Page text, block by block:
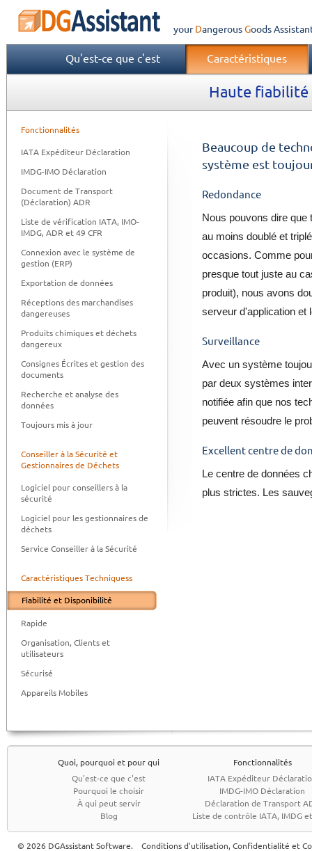
your Dangerous Goods
Qu'est-ce que c'est Caractéristiques
Haute
Fonctionnalités
IATA Expéditeur Déclaration
IMDG-IMO Déclaration
Document de Transport
(Déclaration) ADR
Liste de vérification IATA, IMO-
IMDG, ADR et 49 CFR
Connexion avec le système de
gestion (ERP)
Exportation de données
Réceptions des marchandises
dangereuses
Produits chimiques et déchets
dangereux
Consignes Écrites et gestion des
documents
Recherche et analyse des
données
Toujours mis à jour
Conseiller à la Sécurité et
Gestionnaires de Déchets
Logiciel pour conseillers à la
sécurité
Logiciel pour les gestionnaires de
déchets
Service Conseiller à la Sécurité
Caractéristiques Techniquess
Fiabilité et Disponibilité
Rapide
Organisation, Clients et
utilisateurs
Sécurisé
Appareils Mobiles
Beaucoup de
système est
Redondance
Nous pouvons dire
au moins doublé et
occasions. Comme
presque tout juste au
produit), nous avons
serveur d'application et
Surveillance
Avec un système
par deux systèmes
notifiée afin que nos
peuvent résoudre le
Excellent centre de
Le centre de données
plus strictes. Les
Quoi, pourquoi et pour qui
Qu'est-ce que c'est
Pourquoi le choisir
À qui peut servir
Blog
Fonctionnalités
IATA Expéditeur
IMDG-IMO Déclaration
Déclaration de Transport
Liste de contrôle IATA, IMDG
© 2026 DGAssistant Software. Conditions d'utilisation, Confidentialité et